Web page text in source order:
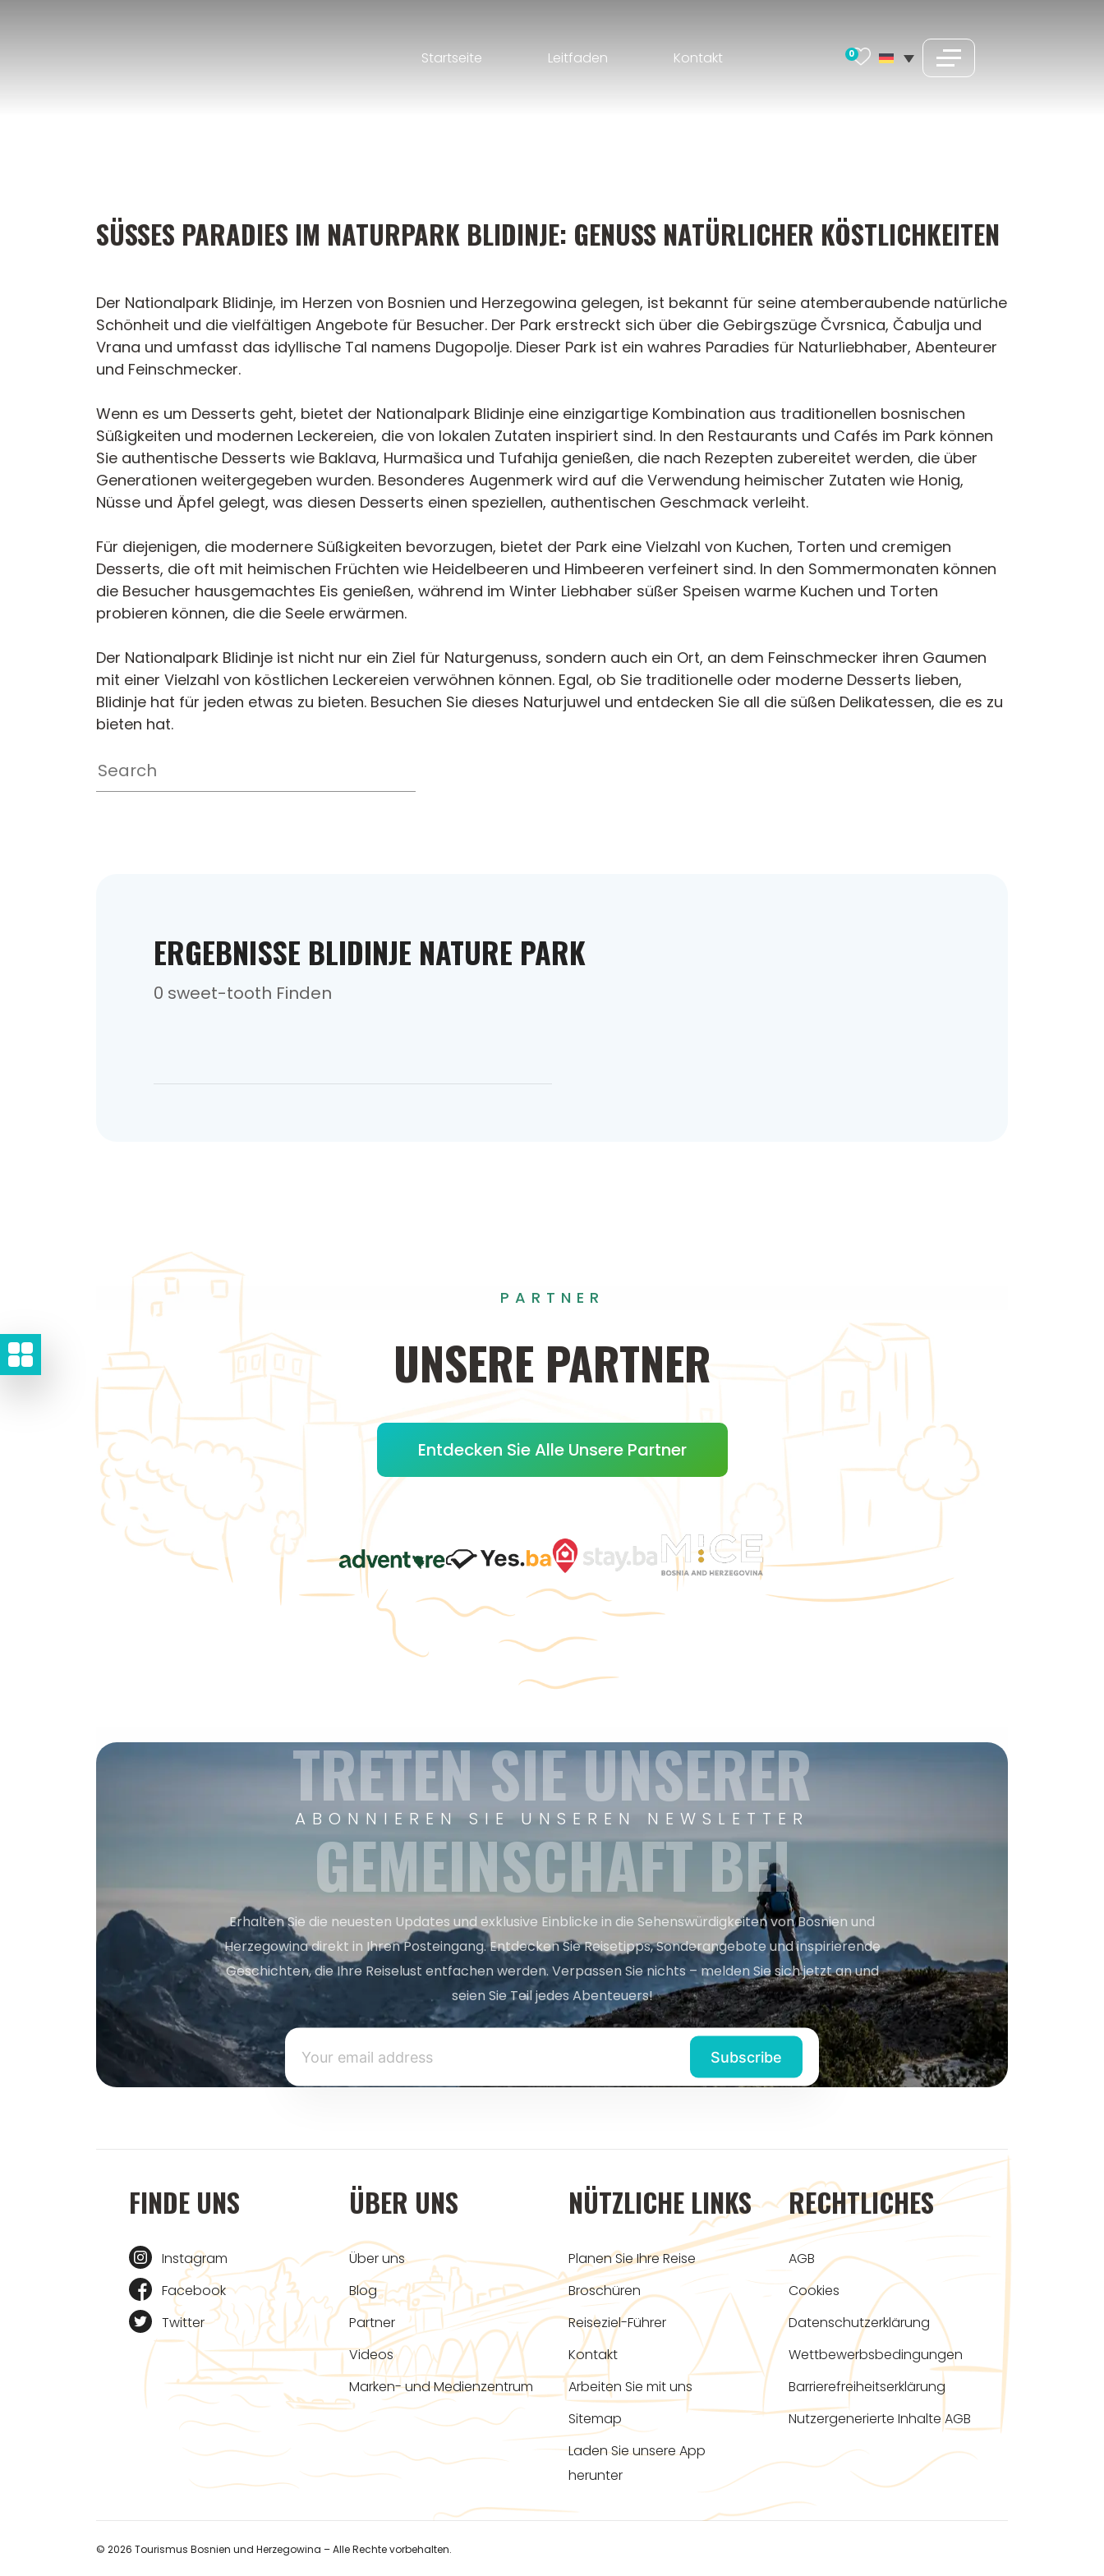
Startseite Leitfaden Kontakt 0
SÜSSES PARADIES IM NATURPARK BLIDINJE: GENUSS NATÜRLICHER KÖSTLICHKEITEN
Der Nationalpark Blidinje, im Herzen von Bosnien und Herzegowina gelegen, ist bekannt für seine atemberaubende natürliche
Schönheit und die vielfältigen Angebote für Besucher. Der Park erstreckt sich über die Gebirgszüge Čvrsnica, Čabulja und
Vrana und umfasst das idyllische Tal namens Dugopolje. Dieser Park ist ein wahres Paradies für Naturliebhaber, Abenteurer
und Feinschmecker.
Wenn es um Desserts geht, bietet der Nationalpark Blidinje eine einzigartige Kombination aus traditionellen bosnischen
Süßigkeiten und modernen Leckereien, die von lokalen Zutaten inspiriert sind. In den Restaurants und Cafés im Park können
Sie authentische Desserts wie Baklava, Hurmašica und Tufahija genießen, die nach Rezepten zubereitet werden, die über
Generationen weitergegeben wurden. Besonderes Augenmerk wird auf die Verwendung heimischer Zutaten wie Honig,
Nüsse und Äpfel gelegt, was diesen Desserts einen speziellen, authentischen Geschmack verleiht.
Für diejenigen, die modernere Süßigkeiten bevorzugen, bietet der Park eine Vielzahl von Kuchen, Torten und cremigen
Desserts, die oft mit heimischen Früchten wie Heidelbeeren und Himbeeren verfeinert sind. In den Sommermonaten können
die Besucher hausgemachtes Eis genießen, während im Winter Liebhaber süßer Speisen warme Kuchen und Torten
probieren können, die die Seele erwärmen.
Der Nationalpark Blidinje ist nicht nur ein Ziel für Naturgenuss, sondern auch ein Ort, an dem Feinschmecker ihren Gaumen
mit einer Vielzahl von köstlichen Leckereien verwöhnen können. Egal, ob Sie traditionelle oder moderne Desserts lieben,
Blidinje hat für jeden etwas zu bieten. Besuchen Sie dieses Naturjuwel und entdecken Sie all die süßen Delikatessen, die es zu
bieten hat.
ERGEBNISSE BLIDINJE NATURE PARK
0 sweet-tooth Finden
PARTNER
UNSERE PARTNER
Entdecken Sie Alle Unsere Partner
ABONNIEREN SIE UNSEREN NEWSLETTER
TRETEN SIE UNSERER
GEMEINSCHAFT BEI
Erhalten Sie die neuesten Updates und exklusive Einblicke in die Sehenswürdigkeiten von Bosnien und
Herzegowina direkt in Ihren Posteingang. Entdecken Sie Reisetipps, Sonderangebote und inspirierende
Geschichten, die Ihre Reiselust entfachen werden. Verpassen Sie nichts – melden Sie sich jetzt an und
seien Sie Teil jedes Abenteuers!
FINDE UNS
Instagram
Facebook
Twitter
ÜBER UNS
Über uns
Blog
Partner
Videos
Marken- und Medienzentrum
NÜTZLICHE LINKS
Planen Sie Ihre Reise
Broschüren
Reiseziel-Führer
Kontakt
Arbeiten Sie mit uns
Sitemap
Laden Sie unsere App
herunter
RECHTLICHES
AGB
Cookies
Datenschutzerklärung
Wettbewerbsbedingungen
Barrierefreiheitserklärung
Nutzergenerierte Inhalte AGB
© 2026 Tourismus Bosnien und Herzegowina – Alle Rechte vorbehalten.